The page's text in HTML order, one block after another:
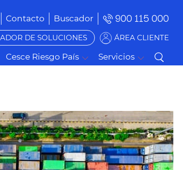
Contacto Buscador 900 115 000
DE SOLUCIONES ÁREA CLIENTE
Cesce Riesgo País Servicios